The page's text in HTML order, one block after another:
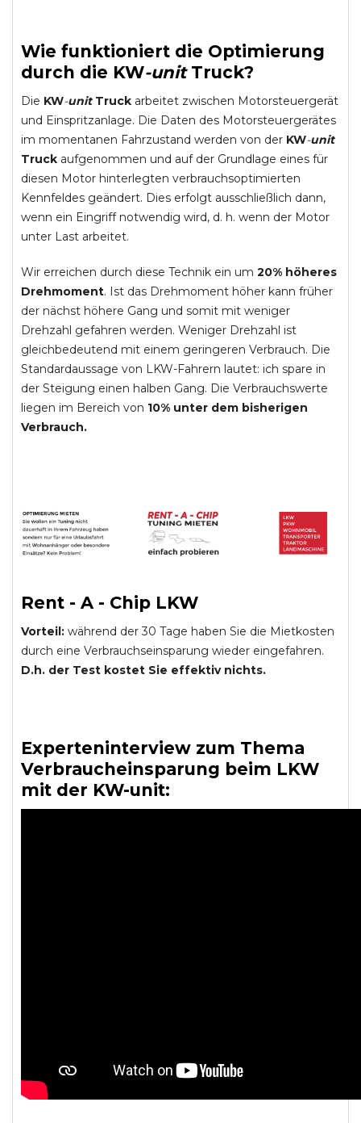
Wie funktioniert die Optimierung
durch die KW-unit Truck?
Die KW-unit Truck arbeitet zwischen Motorsteuergerät
und Einspritzanlage. Die Daten des Motorsteuergerätes
im momentanen Fahrzustand werden von der KW-unit
Truck aufgenommen und auf der Grundlage eines für
diesen Motor hinterlegten verbrauchsoptimierten
Kennfeldes geändert. Dies erfolgt ausschließlich dann,
wenn ein Eingriff notwendig wird, d. h. wenn der Motor
unter Last arbeitet.
Wir erreichen durch diese Technik ein um 20% höheres
Drehmoment. Ist das Drehmoment höher kann früher
der nächst höhere Gang und somit mit weniger
Drehzahl gefahren werden. Weniger Drehzahl ist
gleichbedeutend mit einem geringeren Verbrauch. Die
Standardaussage von LKW-Fahrern lautet: ich spare in
der Steigung einen halben Gang. Die Verbrauchswerte
liegen im Bereich von 10% unter dem bisherigen
Verbrauch.
Rent - A - Chip LKW
Vorteil: während der 30 Tage haben Sie die Mietkosten
durch eine Verbrauchseinsparung wieder eingefahren.
D.h. der Test kostet Sie effektiv nichts.
Experteninterview zum Thema
Verbraucheinsparung beim LKW
mit der KW-unit: